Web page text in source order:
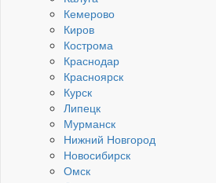
Кемерово
Киров
Кострома
Краснодар
Красноярск
Курск
Липецк
Мурманск
Нижний Новгород
Новосибирск
Омск